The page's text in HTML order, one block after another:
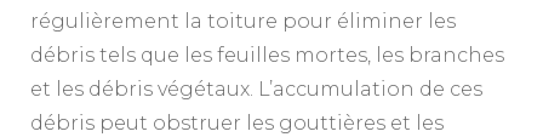
régulièrement la toiture pour éliminer les
débris tels que les feuilles mortes, les branches
et les débris végétaux. L’accumulation de ces
débris peut obstruer les gouttières et les